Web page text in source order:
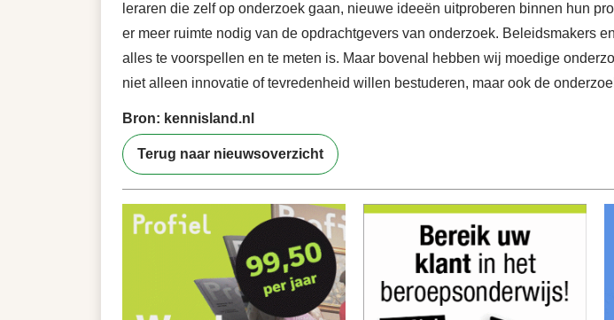
leraren die zelf op onderzoek gaan, nieuwe ideeën uitproberen binnen hun
er meer ruimte nodig van de opdrachtgevers van onderzoek. Beleidsmakers
alles te voorspellen en te meten is. Maar bovenal hebben wij moedige
niet alleen innovatie of tevredenheid willen bestuderen, maar ook de
Bron: kennisland.nl
Terug naar nieuwsoverzicht